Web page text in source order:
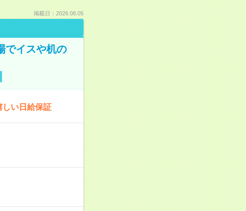
掲載日：2026.08.05
でイスや机の
しい日給保証